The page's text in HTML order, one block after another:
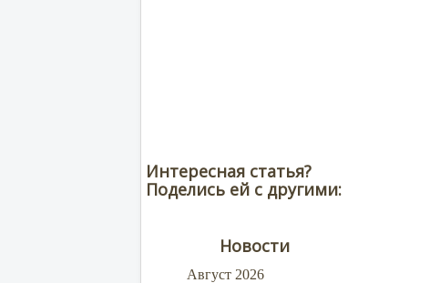
Интересная статья?
Поделись ей с другими:
Новости
Август 2026